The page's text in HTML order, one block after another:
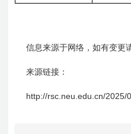
信息来源于网络，如有变更
来源链接：
http://rsc.neu.edu.cn/2025/